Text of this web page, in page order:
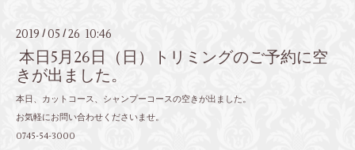
2019 /05 /26 10:46
本日5月26日（日）トリミングのご予約に空
きが出ました。
本日、カットコース、シャンプーコースの空きが出ました。
お気軽にお問い合わせくださいませ。
0745-54-3000